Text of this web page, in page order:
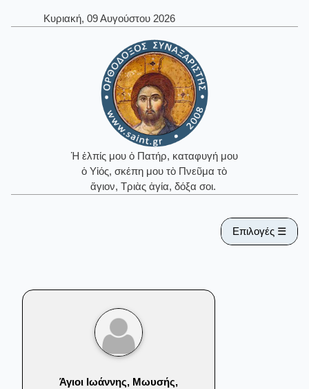
Κυριακή, 09 Αυγούστου 2026
Ἡ ἐλπίς μου ὁ Πατήρ, καταφυγή μου
ὁ Υἱός, σκέπη μου τὸ Πνεῦμα τὸ
ἅγιον, Τριὰς ἁγία, δόξα σοι.
Επιλογές ☰
Άγιοι Ιωάννης, Μωυσής,